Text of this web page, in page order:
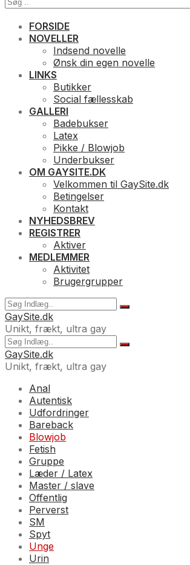
FORSIDE
NOVELLER
Indsend novelle
Ønsk din egen novelle
LINKS
Butikker
Social fællesskab
GALLERI
Badebukser
Latex
Pikke / Blowjob
Underbukser
OM GAYSITE.DK
Velkommen til GaySite.dk
Betingelser
Kontakt
NYHEDSBREV
REGISTRER
Aktiver
MEDLEMMER
Aktivitet
Brugergrupper
GaySite.dk
Unikt, frækt, ultra gay
GaySite.dk
Unikt, frækt, ultra gay
Anal
Autentisk
Udfordringer
Bareback
Blowjob
Fetish
Gruppe
Læder / Latex
Master / slave
Offentlig
Perverst
SM
Spyt
Unge
Urin